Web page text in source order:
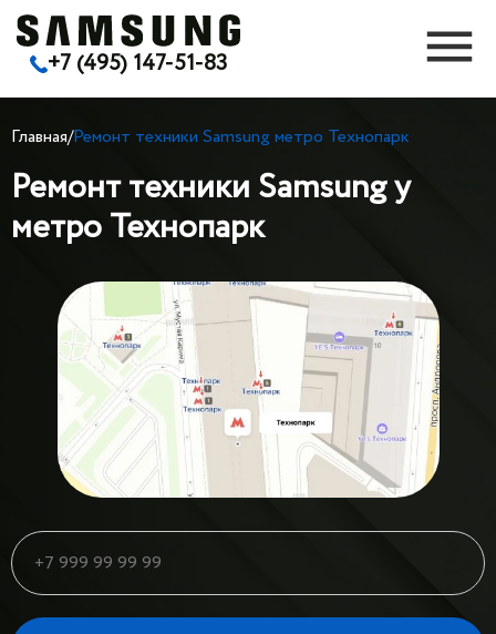
+7 (495) 147-51-83
Ремонт техники Samsung у
метро Технопарк
Главная/Ремонт техники Samsung метро Технопарк